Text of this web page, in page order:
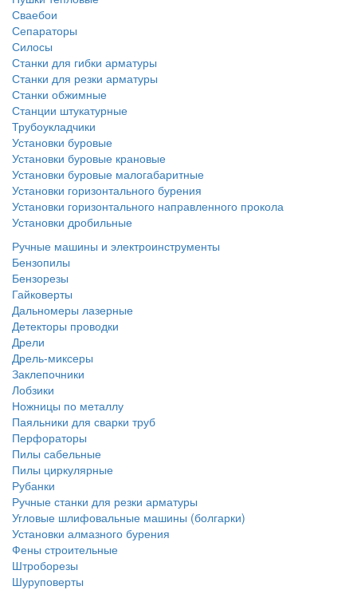
Сваебои
Сепараторы
Силосы
Станки для гибки арматуры
Станки для резки арматуры
Станки обжимные
Станции штукатурные
Трубоукладчики
Установки буровые
Установки буровые крановые
Установки буровые малогабаритные
Установки горизонтального бурения
Установки горизонтального направленного прокола
Установки дробильные
Ручные машины и электроинструменты
Бензопилы
Бензорезы
Гайковерты
Дальномеры лазерные
Детекторы проводки
Дрели
Дрель-миксеры
Заклепочники
Лобзики
Ножницы по металлу
Паяльники для сварки труб
Перфораторы
Пилы сабельные
Пилы циркулярные
Рубанки
Ручные станки для резки арматуры
Угловые шлифовальные машины (болгарки)
Установки алмазного бурения
Фены строительные
Штроборезы
Шуруповерты